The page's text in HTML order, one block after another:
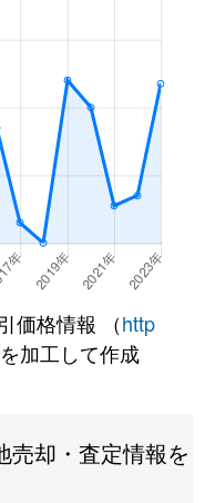
価格情報 （http
加工して作成
売却・査定情報を